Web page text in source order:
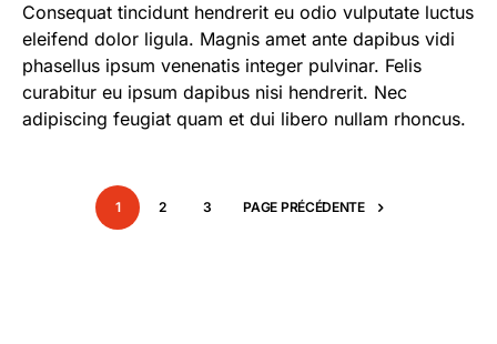
Consequat tincidunt hendrerit eu odio vulputate luctus
eleifend dolor ligula. Magnis amet ante dapibus vidi
phasellus ipsum venenatis integer pulvinar. Felis
curabitur eu ipsum dapibus nisi hendrerit. Nec
adipiscing feugiat quam et dui libero nullam rhoncus.
1 2 3 PAGE PRÉCÉDENTE